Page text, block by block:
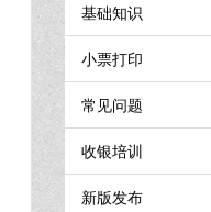
基础知识
小票打印
常见问题
收银培训
新版发布